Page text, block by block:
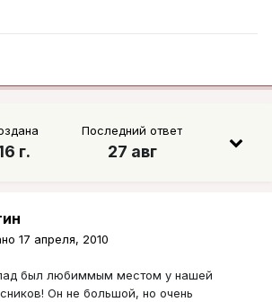
г.
Последний ответ
27 авг
17 апреля, 2010
был любиммым местом у нашей
Он не большой, но очень